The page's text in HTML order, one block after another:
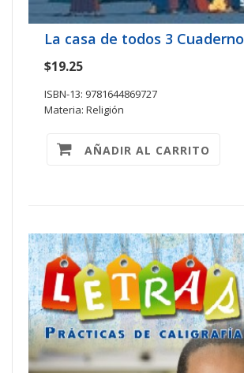
La casa de todos 3 Cuaderno
$19.25
ISBN-13: 9781644869727
Materia: Religión
AÑADIR AL CARRITO